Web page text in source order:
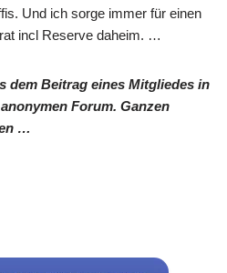
Und ich sorge immer für einen
incl Reserve daheim. …
dem Beitrag eines Mitgliedes in
Forum. Ganzen
…